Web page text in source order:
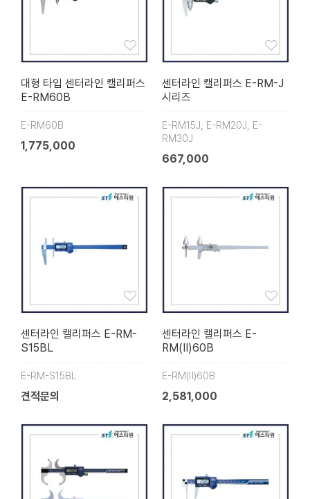
대형 타입 센터라인 캘리퍼스
E-RM60B
E-RM60B
1,775,000
센터라인 캘리퍼스 E-RM-J
시리즈
E-RM15J, E-RM20J, E-
RM30J
667,000
센터라인 캘리퍼스 E-RM-
S15BL
E-RM-S15BL
견적문의
센터라인 캘리퍼스 E-
RM(Ⅱ)60B
E-RM(Ⅱ)60B
2,581,000